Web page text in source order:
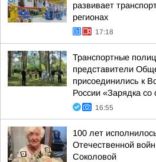
развивает
регионах
17:18
Транспортные
представители
присоединились к
России «Зарядка
16:55
100 лет
Отечественной
Соколовой